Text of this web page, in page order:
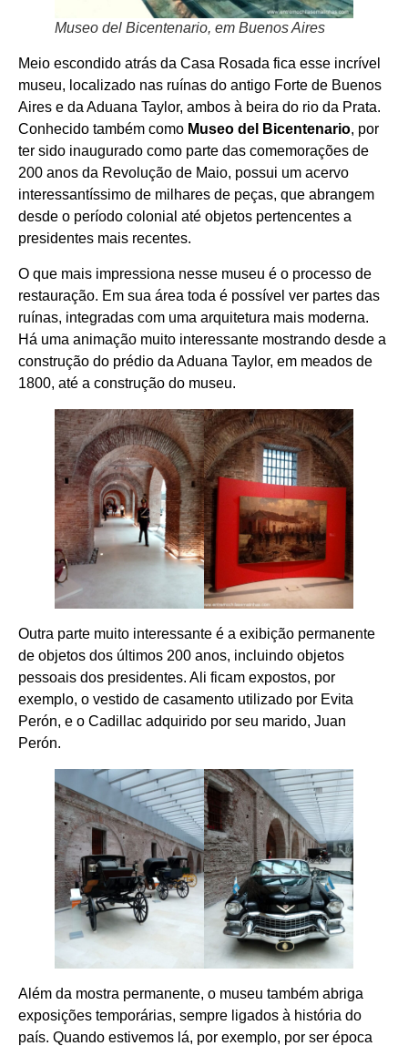
Museo del Bicentenario, em Buenos Aires
Meio escondido atrás da Casa Rosada fica esse incrível
museu, localizado nas ruínas do antigo Forte de Buenos
Aires e da Aduana Taylor, ambos à beira do rio da Prata.
Conhecido também como Museo del Bicentenario, por
ter sido inaugurado como parte das comemorações de
200 anos da Revolução de Maio, possui um acervo
interessantíssimo de milhares de peças, que abrangem
desde o período colonial até objetos pertencentes a
presidentes mais recentes.
O que mais impressiona nesse museu é o processo de
restauração. Em sua área toda é possível ver partes das
ruínas, integradas com uma arquitetura mais moderna.
Há uma animação muito interessante mostrando desde a
construção do prédio da Aduana Taylor, em meados de
1800, até a construção do museu.
Outra parte muito interessante é a exibição permanente
de objetos dos últimos 200 anos, incluindo objetos
pessoais dos presidentes. Ali ficam expostos, por
exemplo, o vestido de casamento utilizado por Evita
Perón, e o Cadillac adquirido por seu marido, Juan
Perón.
Além da mostra permanente, o museu também abriga
exposições temporárias, sempre ligados à história do
país. Quando estivemos lá, por exemplo, por ser época